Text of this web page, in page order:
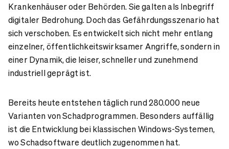
Krankenhäuser oder Behörden. Sie galten als Inbegriff
digitaler Bedrohung. Doch das Gefährdungsszenario hat
sich verschoben. Es entwickelt sich nicht mehr entlang
einzelner, öffentlichkeitswirksamer Angriffe, sondern in
einer Dynamik, die leiser, schneller und zunehmend
industriell geprägt ist.
Bereits heute entstehen täglich rund 280.000 neue
Varianten von Schadprogrammen. Besonders auffällig
ist die Entwicklung bei klassischen Windows-Systemen,
wo Schadsoftware deutlich zugenommen hat.